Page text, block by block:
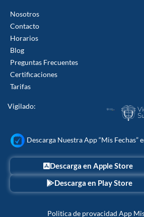
Nosotros
Contacto
Horarios
Blog
Preguntas Frecuentes
Certificaciones
Tarifas
Vigilado:
Descarga Nuestra App “Mis Fechas”
Descarga en Apple Store
Descarga en Play Store
Politica de provacidad App